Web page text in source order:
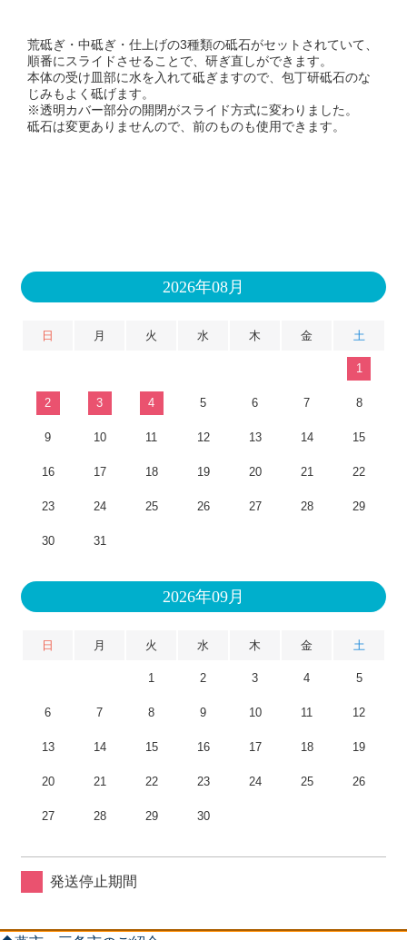
荒砥ぎ・中砥ぎ・仕上げの3種類の砥石がセットされていて、
順番にスライドさせることで、研ぎ直しができます。
本体の受け皿部に水を入れて砥ぎますので、包丁研砥石のな
じみもよく砥げます。
※透明カバー部分の開閉がスライド方式に変わりました。
砥石は変更ありませんので、前のものも使用できます。
2026年08月
日 月 火 水 木 金 土
1
2 3 4 5 6 7 8
9 10 11 12 13 14 15
16 17 18 19 20 21 22
23 24 25 26 27 28 29
30 31
2026年09月
日 月 火 水 木 金 土
1 2 3 4 5
6 7 8 9 10 11 12
13 14 15 16 17 18 19
20 21 22 23 24 25 26
27 28 29 30
発送停止期間